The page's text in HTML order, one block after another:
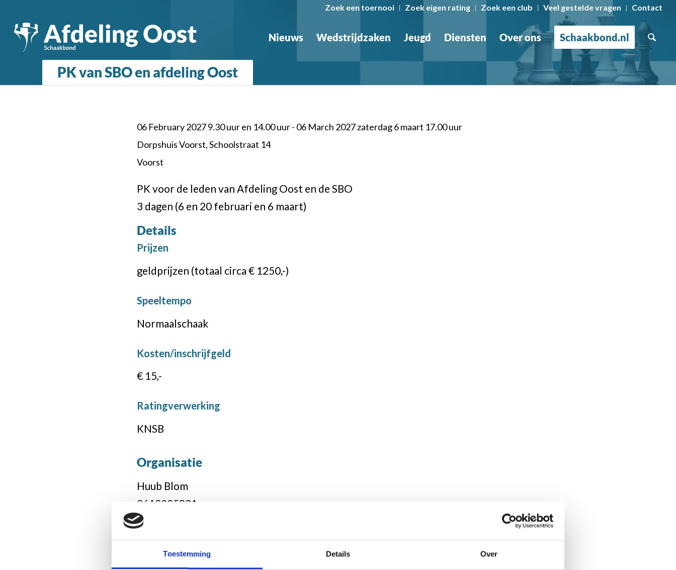
Toestemming Details Over
Zoek een toernooi Zoek eigen rating Zoek een club Veel gestelde vragen Contact
Nieuws Wedstrijdzaken Jeugd Diensten Over ons Schaakbond.nl
PK van SBO en afdeling Oost
06 February 2027 9.30 uur en 14.00 uur - 06 March 2027 zaterdag 6 maart 17.00 uur
Dorpshuis Voorst, Schoolstraat 14
Voorst
PK voor de leden van Afdeling Oost en de SBO
3 dagen (6 en 20 februari en 6 maart)
Details
Prijzen
geldprijzen (totaal circa € 1250,-)
Speeltempo
Normaalschaak
Kosten/inschrijfgeld
€ 15,-
Ratingverwerking
KNSB
Organisatie
Huub Blom
0610005801
huubblom58@live.nl